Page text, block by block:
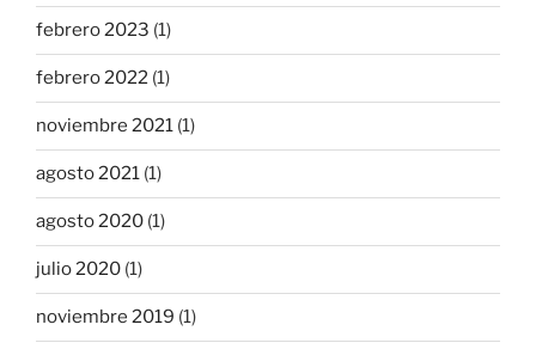
febrero 2023 (1)
febrero 2022 (1)
noviembre 2021 (1)
agosto 2021 (1)
agosto 2020 (1)
julio 2020 (1)
noviembre 2019 (1)